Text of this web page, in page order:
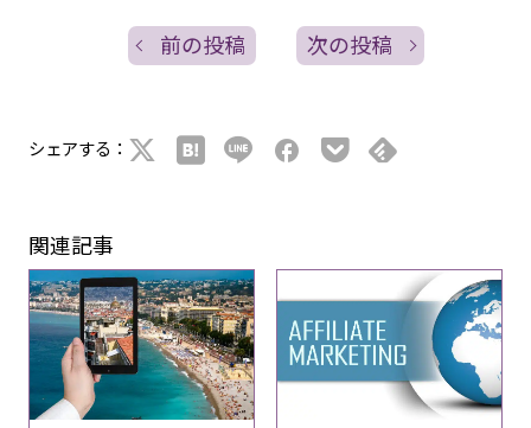
前の投稿 次の投稿
シェアする：
関連記事